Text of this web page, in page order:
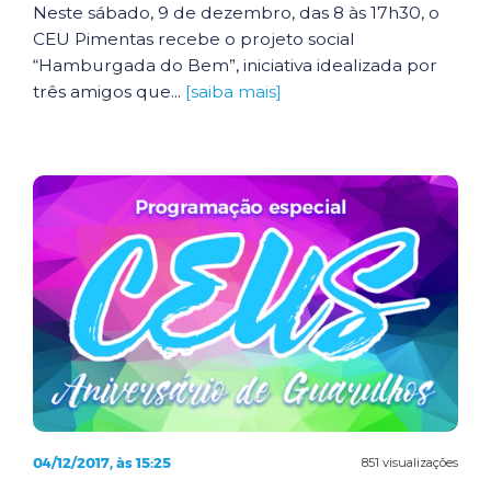
Neste sábado, 9 de dezembro, das 8 às 17h30, o
CEU Pimentas recebe o projeto social
“Hamburgada do Bem”, iniciativa idealizada por
três amigos que... [saiba mais]
851 visualizações
04/12/2017, às 15:25